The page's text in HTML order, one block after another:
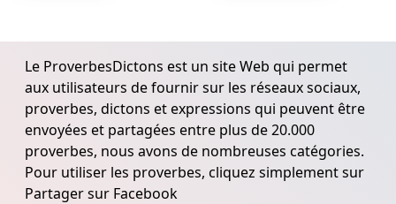
Le ProverbesDictons est un site Web qui permet
aux utilisateurs de fournir sur les réseaux sociaux,
proverbes, dictons et expressions qui peuvent être
envoyées et partagées entre plus de 20.000
proverbes, nous avons de nombreuses catégories.
Pour utiliser les proverbes, cliquez simplement sur
Partager sur Facebook